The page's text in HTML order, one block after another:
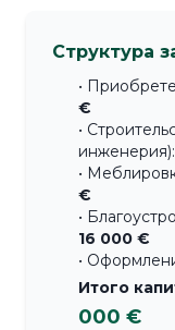
Структура
•
€
•
инженерия):
•
€
•
16 000 €
•
Итого
000 €